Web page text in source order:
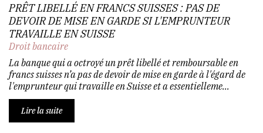
PRÊT LIBELLÉ EN FRANCS SUISSES : PAS DE
DEVOIR DE MISE EN GARDE SI L'EMPRUNTEUR
TRAVAILLE EN SUISSE
Droit bancaire
La banque qui a octroyé un prêt libellé et remboursable en
francs suisses n’a pas de devoir de mise en garde à l'égard de
l'emprunteur qui travaille en Suisse et a essentielleme...
Lire la suite